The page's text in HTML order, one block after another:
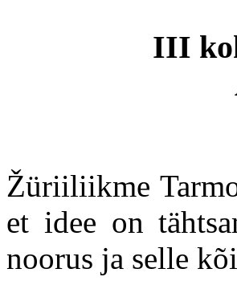
III
Žüriiliikme
et idee on
noorus ja selle